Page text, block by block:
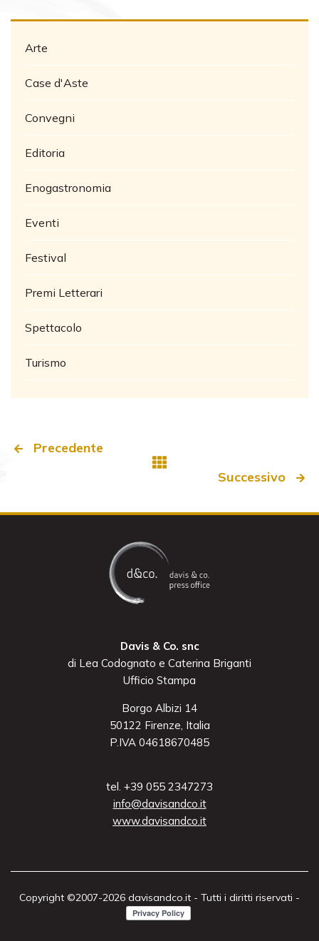
Arte
Case d'Aste
Convegni
Editoria
Enogastronomia
Eventi
Festival
Premi Letterari
Spettacolo
Turismo
Precedente
Successivo
Davis & Co. snc
di Lea Codognato e Caterina Briganti
Ufficio Stampa
Borgo Albizi 14
50122 Firenze, Italia
P.IVA 04618670485
tel. +39 055 2347273
info@davisandco.it
www.davisandco.it
Copyright ©2007-2026 davisandco.it - Tutti i diritti riservati -